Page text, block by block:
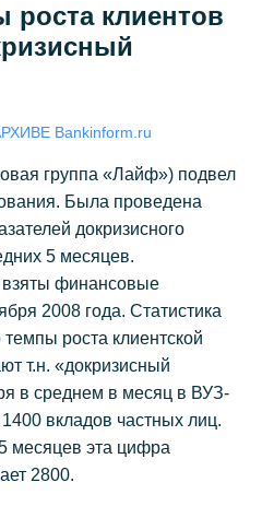
роста клиентов
Bankinform.ru
группа «Лайф») подвел
Была проведена
докризисного
5 месяцев.
взяты финансовые
2008 года. Статистика
роста клиентской
т.н. «докризисный
в среднем в месяц в ВУЗ-
вкладов частных лиц.
месяцев эта цифра
2800.